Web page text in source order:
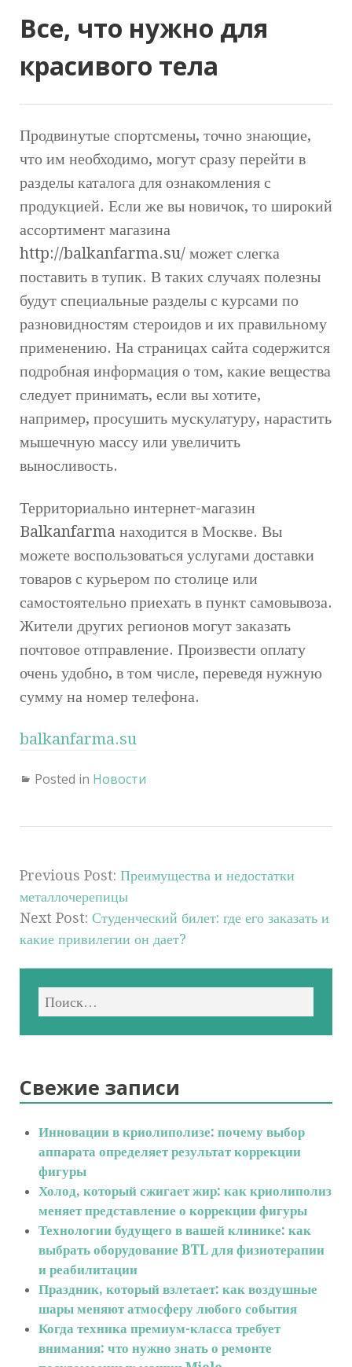
Все, что нужно для
красивого тела
Продвинутые спортсмены, точно знающие,
что им необходимо, могут сразу перейти в
разделы каталога для ознакомления с
продукцией. Если же вы новичок, то широкий
ассортимент магазина
http://balkanfarma.su/ может слегка
поставить в тупик. В таких случаях полезны
будут специальные разделы с курсами по
разновидностям стероидов и их правильному
применению. На страницах сайта содержится
подробная информация о том, какие вещества
следует принимать, если вы хотите,
например, просушить мускулатуру, нарастить
мышечную массу или увеличить
выносливость.
Территориально интернет-магазин
Balkanfarma находится в Москве. Вы
можете воспользоваться услугами доставки
товаров с курьером по столице или
самостоятельно приехать в пункт самовывоза.
Жители других регионов могут заказать
почтовое отправление. Произвести оплату
очень удобно, в том числе, переведя нужную
сумму на номер телефона.
balkanfarma.su
Posted in Новости
Previous Post: Преимущества и недостатки
металлочерепицы
Next Post: Студенческий билет: где его заказать и
какие привилегии он дает?
Свежие записи
Инновации в криолиполизе: почему выбор
аппарата определяет результат коррекции
фигуры
Холод, который сжигает жир: как криолиполиз
меняет представление о коррекции фигуры
Технологии будущего в вашей клинике: как
выбрать оборудование BTL для физиотерапии
и реабилитации
Праздник, который взлетает: как воздушные
шары меняют атмосферу любого события
Когда техника премиум-класса требует
внимания: что нужно знать о ремонте